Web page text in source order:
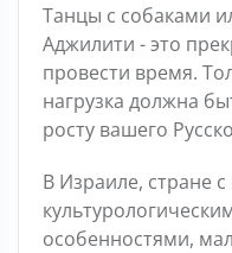
Танцы с собаками
Аджилити - это
провести время.
нагрузка должна
росту вашего
В Израиле, стране
особенностями,